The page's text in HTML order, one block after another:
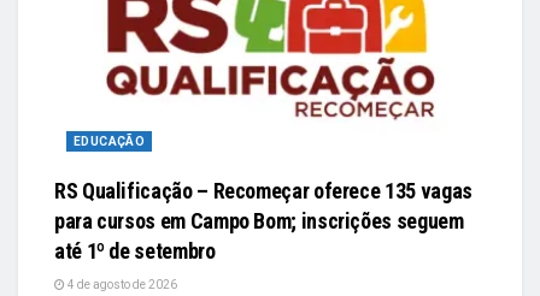
EDUCAÇÃO
RS Qualificação – Recomeçar oferece 135 vagas
para cursos em Campo Bom; inscrições seguem
até 1º de setembro
4 de agosto de 2026